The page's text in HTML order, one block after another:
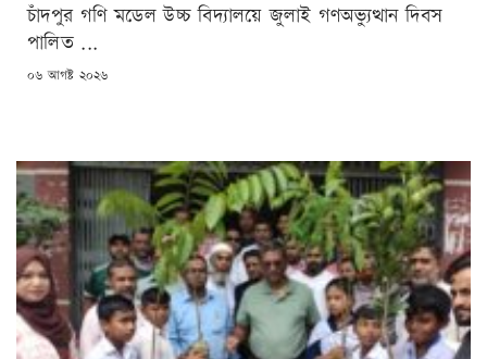
চাঁদপুর গণি মডেল উচ্চ বিদ্যালয়ে জুলাই গণঅভ্যুত্থান দিবস
পালিত ...
POSTED
০৬ আগষ্ট ২০২৬